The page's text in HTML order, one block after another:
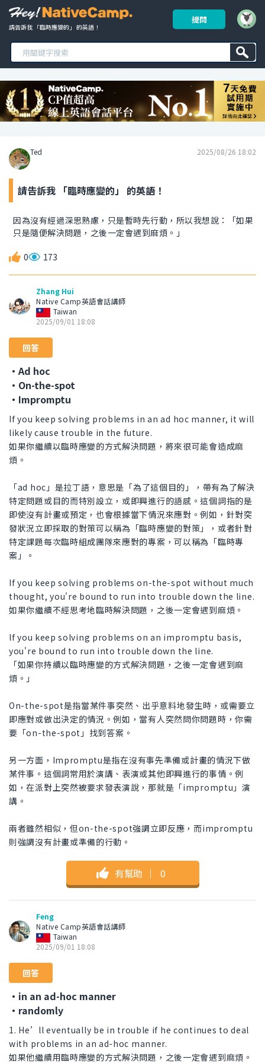
請告訴我 「臨時應變的」 的英語！
提問
Ted 2025/08/26 18:02
請告訴我 「臨時應變的」 的英語！
因為沒有經過深思熟慮，只是暫時先行動，所以我想說：「如果
只是隨便解決問題，之後一定會遇到麻煩。」
0 173
Zhang Hui
Native Camp英語會話講師
Taiwan
2025/09/01 18:08
回答
・Ad hoc
・On-the-spot
・Impromptu
If you keep solving problems in an ad hoc manner, it will
likely cause trouble in the future.
如果你繼續以臨時應變的方式解決問題，將來很可能會造成麻
煩。
「ad hoc」是拉丁語，意思是「為了這個目的」，帶有為了解決
特定問題或目的而特別設立，或即興進行的語感。這個詞指的是
即使沒有計畫或預定，也會根據當下情況來應對。例如，針對突
發狀況立即採取的對策可以稱為「臨時應變的對策」，或者針對
特定課題每次臨時組成團隊來應對的專案，可以稱為「臨時專
案」。
If you keep solving problems on-the-spot without much
thought, you're bound to run into trouble down the line.
如果你繼續不經思考地臨時解決問題，之後一定會遇到麻煩。
If you keep solving problems on an impromptu basis,
you're bound to run into trouble down the line.
「如果你持續以臨時應變的方式解決問題，之後一定會遇到麻
煩。」
On-the-spot是指當某件事突然、出乎意料地發生時，或需要立
即應對或做出決定的情況。例如，當有人突然問你問題時，你需
要「on-the-spot」找到答案。
另一方面，Impromptu是指在沒有事先準備或計畫的情況下做
某件事。這個詞常用於演講、表演或其他即興進行的事情。例
如，在派對上突然被要求發表演說，那就是「impromptu」演
講。
兩者雖然相似，但on-the-spot強調立即反應，而impromptu
則強調沒有計畫或準備的行動。
有幫助 ｜ 0
Feng
Native Camp英語會話講師
Taiwan
2025/09/01 18:08
回答
・in an ad-hoc manner
・randomly
1. He’ll eventually be in trouble if he continues to deal
with problems in an ad-hoc manner.
如果他繼續用臨時應變的方式解決問題，之後一定會遇到麻煩。